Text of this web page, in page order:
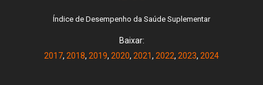
Índice de Desempenho da Saúde Suplementar
Baixar:
2017, 2018, 2019, 2020, 2021, 2022, 2023, 2024